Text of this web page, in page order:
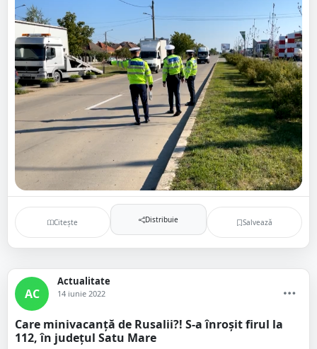
Citește Distribuie Salvează
AC
Actualitate
14 iunie 2022
Care minivacanță de Rusalii?! S-a înroșit firul la
112, în județul Satu Mare